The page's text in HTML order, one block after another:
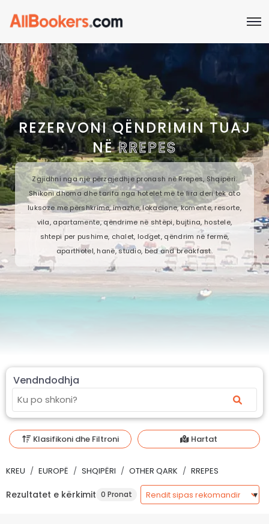
REZERVONI QËNDRIMIN TUAJ
NËRREPES
Zgjidhni nga një përzgjedhje pronash në Rrepes, Shqipëri.
Shikoni dhoma dhe tarifa nga hotelet më të lira deri tek ato
luksoze me përshkrime, imazhe, lokacione, komente, resorte,
vila, apartamente, qëndrime në shtëpi, bujtina, hostele,
shtepi per pushime, chalet, lodget, qëndrim në fermë,
aparthotel, hanë, studio, bed and breakfast.
Vendndodhja
Klasifikoni dhe Filtroni Hartat
KREU EUROPË SHQIPËRI OTHER QARK RREPES
Rezultatet e kërkimit 0 Pronat